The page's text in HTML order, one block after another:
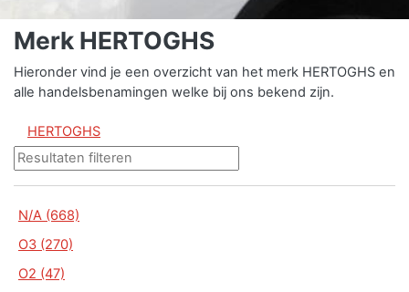
Merk HERTOGHS
Hieronder vind je een overzicht van het merk HERTOGHS en
alle handelsbenamingen welke bij ons bekend zijn.
HERTOGHS
N/A (668)
O3 (270)
O2 (47)